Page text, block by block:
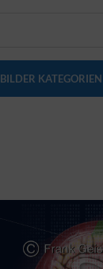
BILDER KATEGORIEN